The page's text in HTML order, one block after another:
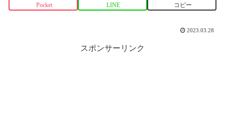
Pocket LINE コピー
2023.03.28
スポンサーリンク